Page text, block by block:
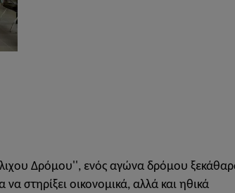
Δρόμου'', ενός αγώνα δρόμου
στηρίξει οικονομικά, αλλά και ηθικά